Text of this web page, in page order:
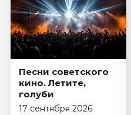
Песни советского
кино. Летите,
голуби
17 сентября 2026